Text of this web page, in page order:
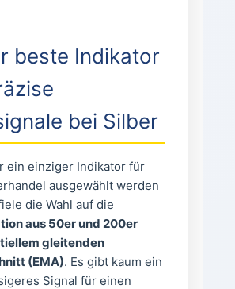
beste Indikator
bei Silber
ein einziger Indikator für
ausgewählt werden
die Wahl auf die
aus 50er und 200er
gleitenden
(EMA). Es gibt kaum ein
Signal für einen